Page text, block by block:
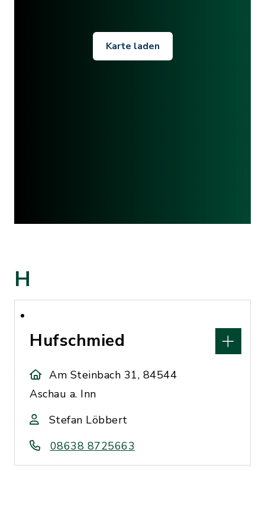
Karte laden
H
Hufschmied
Am Steinbach 31, 84544
Aschau a. Inn
Stefan Löbbert
08638 8725663